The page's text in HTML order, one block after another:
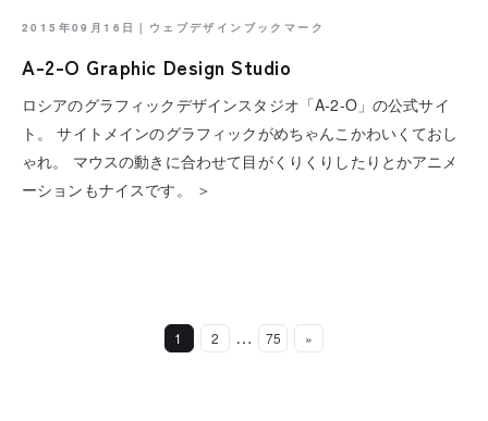
2015年09月16日｜ ウェブデザインブックマーク
A-2-O Graphic Design Studio
ロシアのグラフィックデザインスタジオ「A-2-O」の公式サイ
ト。 サイトメインのグラフィックがめちゃんこかわいくておし
ゃれ。 マウスの動きに合わせて目がくりくりしたりとかアニメ
ーションもナイスです。 ＞
1 2 … 75 »